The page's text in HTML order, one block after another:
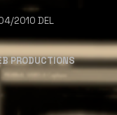
2010 DEL
PRODUCTIONS